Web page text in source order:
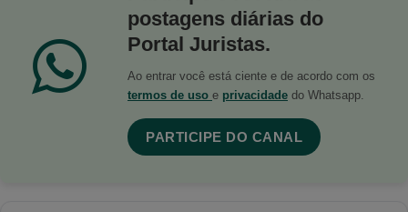
postagens diárias do
Portal Juristas.
Ao entrar você está ciente e de acordo com os
termos de uso e privacidade do Whatsapp.
PARTICIPE DO CANAL